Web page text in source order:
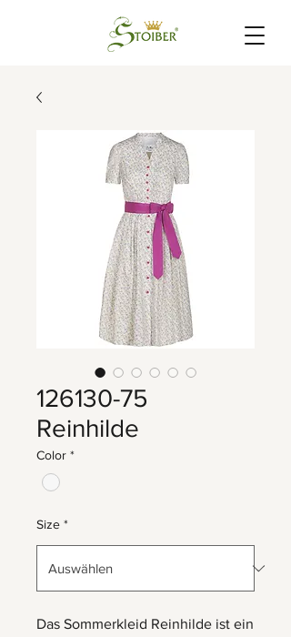
126130-75
Reinhilde
Color *
Size *
Das Sommerkleid Reinhilde ist ein